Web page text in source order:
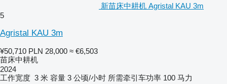
新苗床中耕机 Agristal KAU 3m
5
Agristal KAU 3m
¥50,710 PLN 28,000 ≈ €6,503
苗床中耕机
2024
工作宽度 3 米 容量 3 公顷/小时 所需牵引车功率 100 马力